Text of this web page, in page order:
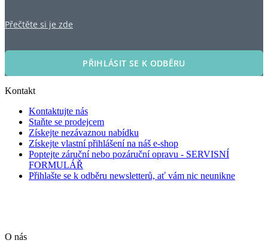
Přečtěte si je zde
PŘIHLÁSIT SE K ODBĚRU
Kontakt
Kontaktujte nás
Staňte se prodejcem
Získejte nezávaznou nabídku
Získejte vlastní přihlášení na náš e-shop
Poptejte záruční nebo pozáruční opravu - SERVISNÍ
FORMULÁŘ
Přihlašte se k odběru newsletterů, ať vám nic neunikne
O nás